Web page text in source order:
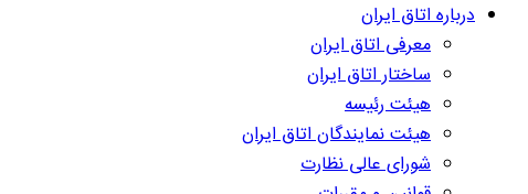
درباره اتاق ایران
معرفی اتاق ایران
ساختار اتاق ایران
هیئت رئیسه
هیئت نمایندگان اتاق ایران
شورای عالی نظارت